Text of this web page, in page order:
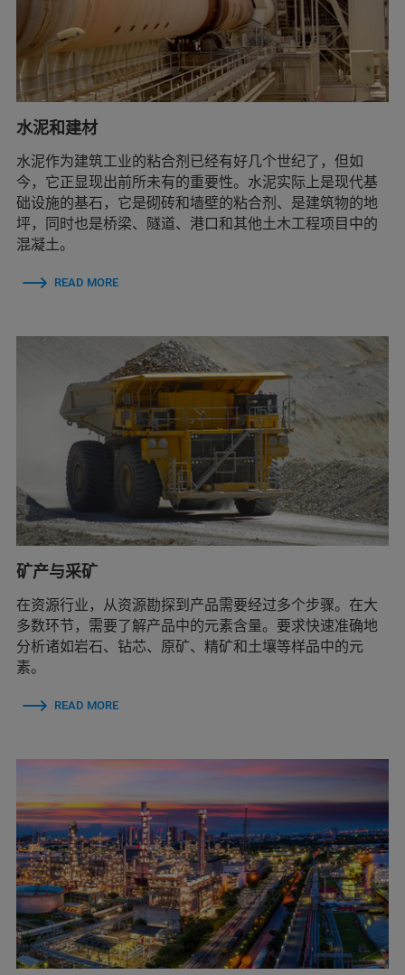
水泥和建材
水泥作为建筑工业的粘合剂已经有好几个世纪了，但如
今，它正显现出前所未有的重要性。水泥实际上是现代基
础设施的基石，它是砌砖和墙壁的粘合剂、是建筑物的地
坪，同时也是桥梁、隧道、港口和其他土木工程项目中的
混凝土。
READ MORE
矿产与采矿
在资源行业，从资源勘探到产品需要经过多个步骤。在大
多数环节，需要了解产品中的元素含量。要求快速准确地
分析诸如岩石、钻芯、原矿、精矿和土壤等样品中的元
素。
READ MORE